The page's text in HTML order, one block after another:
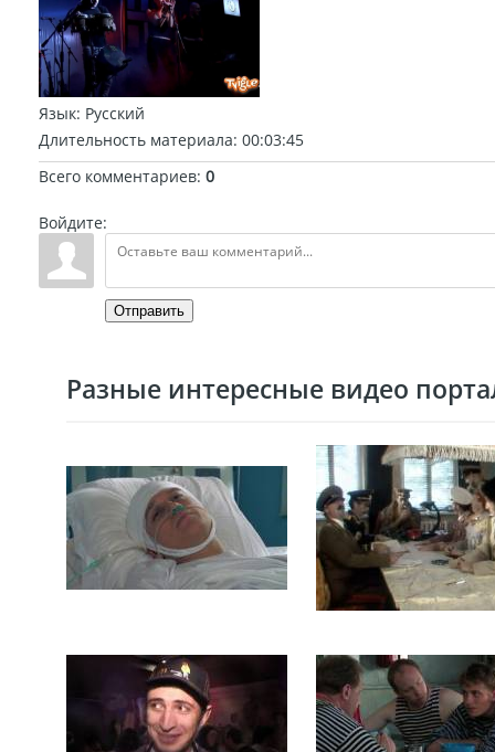
Язык: Русский
Длительность материала: 00:03:45
Всего комментариев: 0
Войдите:
Отправить
Разные интересные видео